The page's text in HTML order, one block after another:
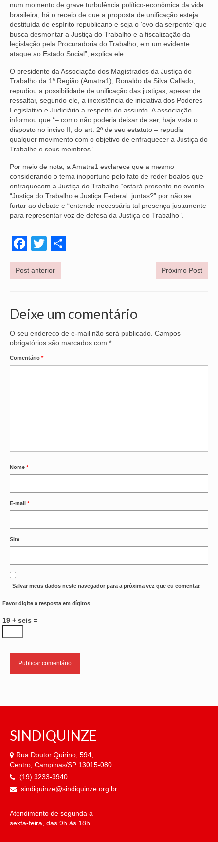
SAÚDE
SOLIDARIEDADE
TÉCNICOS JUDICIÁRIOS
TECNOLOGIA DA INFORMAÇÃO
num momento de grave turbulência político-econômica da vida
brasileira, há o receio de que a proposta de unificação esteja
destituída de espírito republicano e seja o ‘ovo da serpente’ que
busca desmontar a Justiça do Trabalho e a fiscalização da
legislação pela Procuradoria do Trabalho, em um evidente
ataque ao Estado Social”, explica ele.
O presidente da Associação dos Magistrados da Justiça do
Trabalho da 1ª Região (Amatra1), Ronaldo da Silva Callado,
repudiou a possibilidade de unificação das justiças, apesar de
ressaltar, segundo ele, a inexistência de iniciativa dos Poderes
Legislativo e Judiciário a respeito do assunto. A associação
informou que “– como não poderia deixar de ser, haja vista o
disposto no inciso II, do art. 2º de seu estatuto – repudia
qualquer movimento com o objetivo de enfraquecer a Justiça do
Trabalho e seus membros”.
Por meio de nota, a Amatra1 esclarece que a mesmo
considerando o tema inoportuno pelo fato de reder boatos que
enfraquecem a Justiça do Trabalho “estará presente no evento
“Justiça do Trabalho e Justiça Federal: juntas?” por não se
furtar ao debate e “entende necessária tal presença justamente
para representar voz de defesa da Justiça do Trabalho”.
Facebook
Twitter
Post anterior Próximo Post
Deixe um comentário
O seu endereço de e-mail não será publicado. Campos
obrigatórios são marcados com *
Comentário *
Nome *
E-mail *
Site
Salvar meus dados neste navegador para a próxima vez que eu comentar.
Favor digite a resposta em dígitos:
19 + seis =
SINDIQUINZE
Rua Doutor Quirino, 594,
Centro, Campinas/SP 13015-080
(19) 3233-3940
sindiquinze@sindiquinze.org.br
Atendimento de segunda a
sexta-feira, das 9h às 18h.